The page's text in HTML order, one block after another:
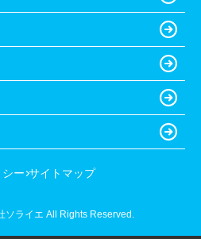
ー サイトマップ
ソライエ All Rights Reserved.